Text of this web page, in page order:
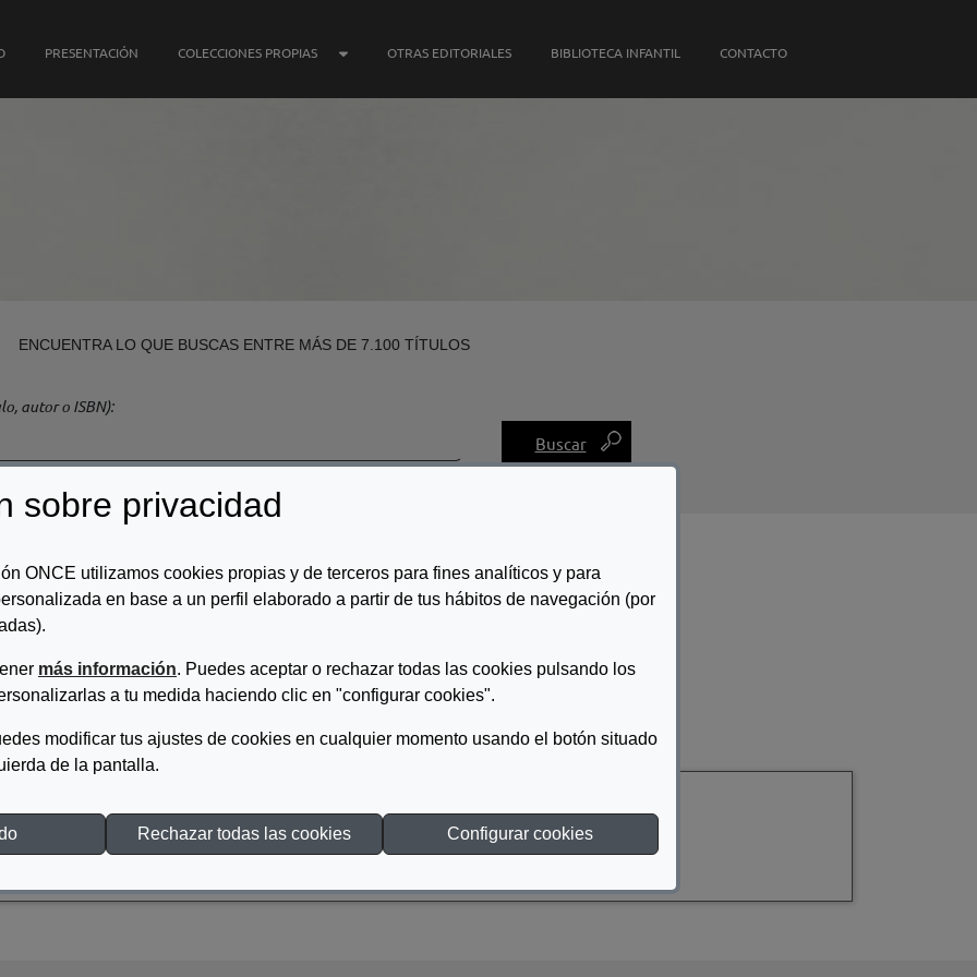
sobre privacidad
ONCE utilizamos cookies propias y de terceros para fines analíticos y para
en base a un perfil elaborado a partir de tus hábitos de navegación (por
más información. Puedes aceptar o rechazar todas las cookies pulsando los
a tu medida haciendo clic en "configurar cookies".
modificar tus ajustes de cookies en cualquier momento usando el botón situado
de la pantalla.
Rechazar todas las cookies Configurar cookies
PRESENTACIÓN COLECCIONES PROPIAS SUBMENÚ COLECCIONES PROPIAS
OTRAS EDITORIALES BIBLIOTECA INFANTIL CONTACTO
ENCUENTRA LO QUE BUSCAS ENTRE MÁS DE 7.100 TÍTULOS
autor o ISBN)
2006
Colección: